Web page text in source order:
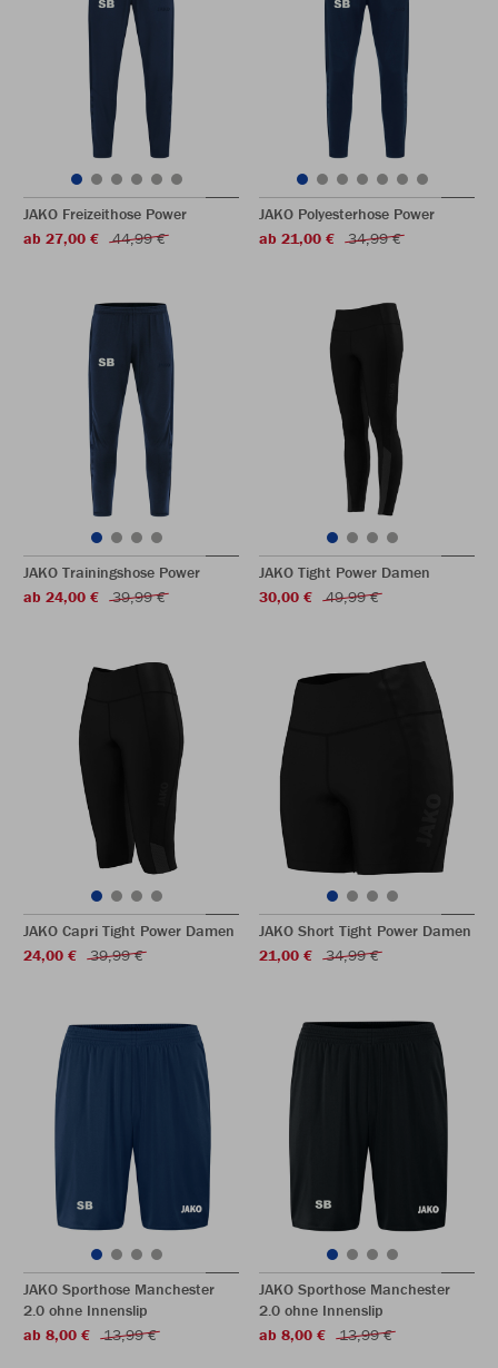
JAKO Freizeithose Power
ab 27,00 €
44,99 €
JAKO Polyesterhose Power
ab 21,00 €
34,99 €
JAKO Trainingshose Power
ab 24,00 €
39,99 €
JAKO Tight Power Damen
30,00 €
49,99 €
JAKO Capri Tight Power Damen
24,00 €
39,99 €
JAKO Short Tight Power Damen
21,00 €
34,99 €
JAKO Sporthose Manchester
2.0 ohne Innenslip
ab 8,00 €
13,99 €
JAKO Sporthose Manchester
2.0 ohne Innenslip
ab 8,00 €
13,99 €